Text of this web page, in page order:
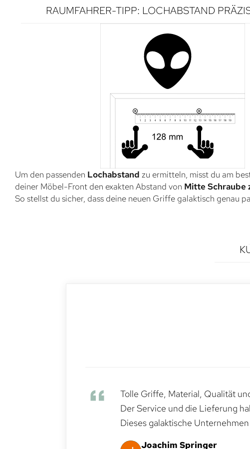
RAUMFAHRER-TIPP: LOCHABSTAND
Um den passenden Lochabstand zu ermitteln, misst du am
deiner Möbel-Front den exakten Abstand von Mitte Schraube
So stellst du sicher, dass deine neuen Griffe galaktisch genau
Tolle Griffe, Material, Qualität
Der Service und die Lieferung
Dieses galaktische
Joachim Springer